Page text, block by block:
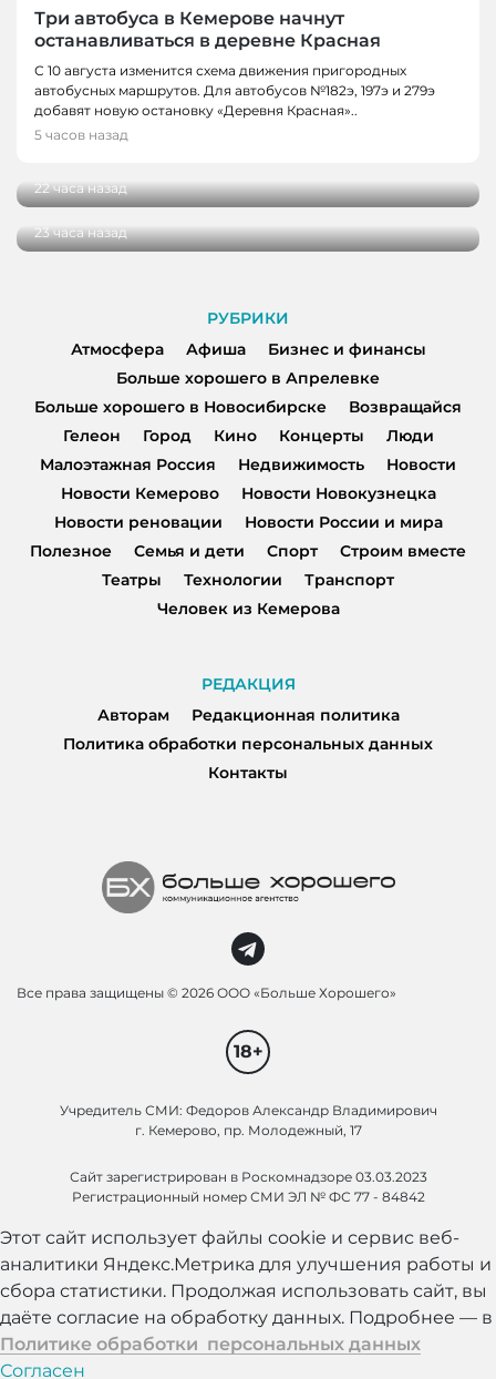
Три автобуса в Кемерове начнут
останавливаться в деревне Красная
С 10 августа изменится схема движения пригородных
автобусных маршрутов. Для автобусов №182э, 197э и 279э
добавят новую остановку «Деревня Красная»..
5 часов назад
НОВОСТИ
В Кузбассе наградили лучших тренеров,
22 часа назад
НОВОСТИ, НОВОСТИ КЕМЕРОВО
годом
23 часа назад
РУБРИКИ
Атмосфера
Афиша
Бизнес и финансы
Больше хорошего в Апрелевке
Больше хорошего в Новосибирске
Возвращайся
Гелеон
Город Кино Концерты
Люди
Малоэтажная Россия
Недвижимость
Новости
Новости Кемерово
Новости Новокузнецка
Новости реновации
Новости России и мира
Полезное
Семья и дети Спорт
Строим вместе
Театры
Технологии
Транспорт
Человек из Кемерова
РЕДАКЦИЯ
Авторам
Редакционная политика
Политика обработки персональных данных
Контакты
Все права защищены © 2026 ООО «Больше Хорошего»
18+
Учредитель СМИ: Федоров Александр Владимирович
г. Кемерово, пр. Молодежный, 17
Сайт зарегистрирован в Роскомнадзоре 03.03.2023
Регистрационный номер СМИ ЭЛ № ФС 77 - 84842
Этот сайт использует файлы cookie и сервис веб-
аналитики Яндекс.Метрика для улучшения работы и
сбора статистики. Продолжая использовать сайт, вы
даёте согласие на обработку данных. Подробнее — в
Политике обработки персональных данных
Согласен